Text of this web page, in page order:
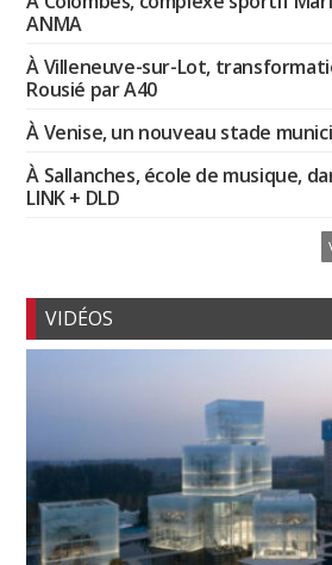
ANMA
À Villeneuve-sur-Lot,
Rousié par A40
À Venise, un nouveau stade
À Sallanches, école de musique,
LINK + DLD
VIDÉOS